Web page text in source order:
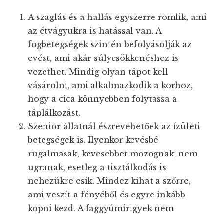
A szaglás és a hallás egyszerre romlik, ami
az étvágyukra is hatással van. A
fogbetegségek szintén befolyásolják az
evést, ami akár súlycsökkenéshez is
vezethet. Mindig olyan tápot kell
vásárolni, ami alkalmazkodik a korhoz,
hogy a cica könnyebben folytassa a
táplálkozást.
Szenior állatnál észrevehetőek az ízületi
betegségek is. Ilyenkor kevésbé
rugalmasak, kevesebbet mozognak, nem
ugranak, esetleg a tisztálkodás is
nehezükre esik. Mindez kihat a szőrre,
ami veszít a fényéből és egyre inkább
kopni kezd. A faggyúmirigyek nem